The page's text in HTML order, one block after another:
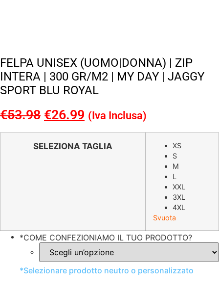
FELPA UNISEX (UOMO|DONNA) | ZIP
INTERA | 300 GR/M2 | MY DAY | JAGGY
SPORT BLU ROYAL
€53.98 Il
prezzo
originale
€26.99 Il
prezzo
attuale
(Iva Inclusa)
SELEZIONA TAGLIA
XS
S
M
L
XXL
3XL
4XL
Svuota
*COME CONFEZIONIAMO IL TUO PRODOTTO?
*Selezionare prodotto neutro o personalizzato